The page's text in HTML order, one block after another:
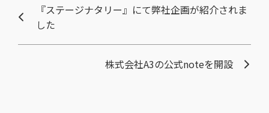
『ステージナタリー』にて弊社企画が紹介されま
した
株式会社A3の公式noteを開設